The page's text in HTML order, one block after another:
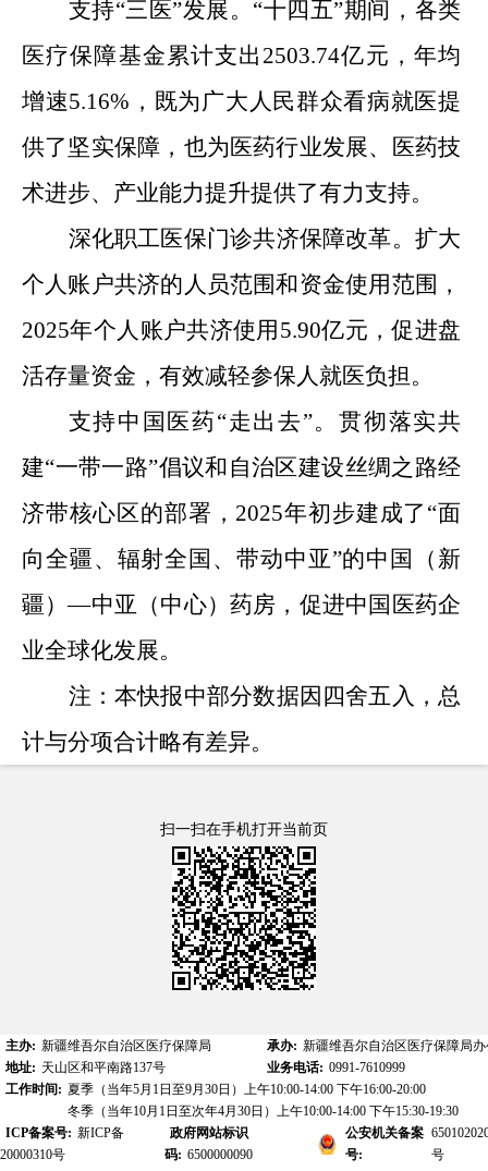
支持“三医”发展。 “十四五”期间， 各类
医疗保障基金累计支出 2503.74亿元，年均
增速5.16% ，既为广大人民群众看病就医提
供了坚实保障，也为医药行业发展、医药技
术进步、产业能力提升提供了有力支持。
深化职工医保门诊共济保障改革。扩大
个人账户共济的人员范围和资金使用范围，
2025年个人账户共济使用 5.90亿元，促进盘
活存量资金，有效减轻参保人就医负担。
支持中国医药“走出去”。贯彻落实共
建“一带一路”倡议和自治区建设丝绸之路经
济带核心区的部署， 2025年初步建成了 “面
向全疆、辐射全国、带动中亚”的中国（新
疆）—中亚（中心）药房 ， 促进中国医药企
业全球化发展。
注：本快报中部分数据因四舍五入，总
计与分项合计略有差异。
扫一扫在手机打开当前页
主办: 新疆维吾尔自治区医疗保障局 承办: 新疆维吾尔自治区医疗保障局
地址: 天山区和平南路137号 业务电话: 0991-7610999
工作时间: 夏季（当年5月1日至9月30日）上午10:00-14:00 下午16:00-20:00
冬季（当年10月1日至次年4月30日）上午10:00-14:00 下午15:30-19:30
ICP备案号: 新ICP备
20000310号
政府网站标识
码: 6500000090
公安机关备案
号:
号